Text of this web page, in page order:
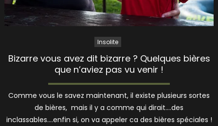
Insolite
Bizarre vous avez dit bizarre ? Quelques bières
que n’aviez pas vu venir !
Comme vous le savez maintenant, il existe plusieurs sortes
de bières, mais il y a comme qui dirait….des
inclassables….enfin si, on va appeler ca des bières spéciales !